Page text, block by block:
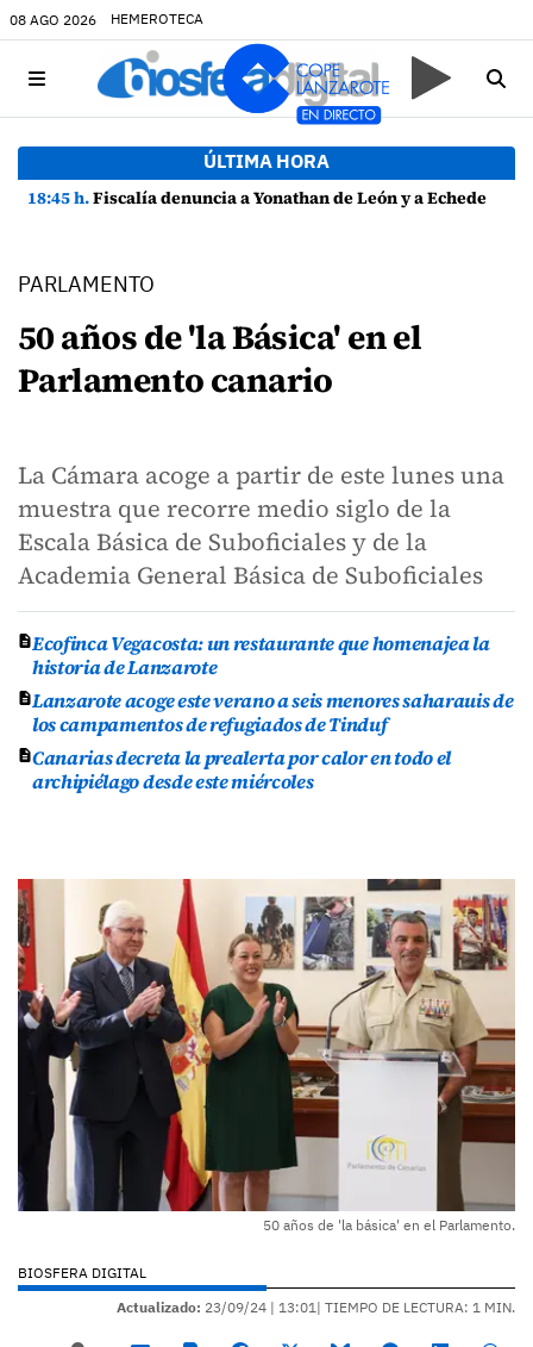
08 AGO 2026 HEMEROTECA
ÚLTIMA HORA
18:45 h.Fiscalía denuncia a Yonathan de León y a Echedey Eugenio por presuntas anomalías en contratos festivos
PARLAMENTO
50 años de 'la Básica' en el
Parlamento canario
La Cámara acoge a partir de este lunes una
muestra que recorre medio siglo de la
Escala Básica de Suboficiales y de la
Academia General Básica de Suboficiales
Ecofinca Vegacosta: un restaurante que homenajea la
historia de Lanzarote
Lanzarote acoge este verano a seis menores saharauis de
los campamentos de refugiados de Tinduf
Canarias decreta la prealerta por calor en todo el
archipiélago desde este miércoles
50 años de 'la básica' en el Parlamento.
BIOSFERA DIGITAL
Actualizado: 23/09/24 | 13:01 | TIEMPO DE LECTURA: 1 MIN.